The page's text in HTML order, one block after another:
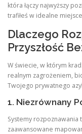
która łączy najwyższy
trafiłeś w idealne
Dlaczego
Przyszłość
W świecie, w którym
realnym zagrożeniem,
Twojego prywatnego
1. Niezrównany
Systemy rozpoznawania
zaawansowane